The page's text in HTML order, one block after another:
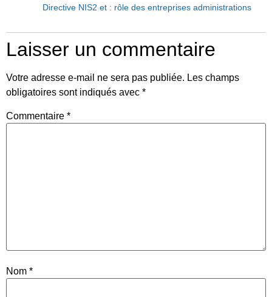
Directive NIS2 et : rôle des entreprises administrations
Laisser un commentaire
Votre adresse e-mail ne sera pas publiée. Les champs
obligatoires sont indiqués avec *
Commentaire *
Nom *